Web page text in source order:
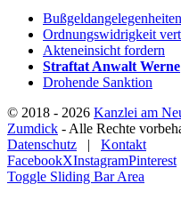
Ordnungswidrigkeit
Akteneinsicht fordern
Straftat Anwalt Werne
Drohende Sanktion
© 2018 - 2026 Kanzlei am
Zumdick - Alle Rechte
Datenschutz | Kontakt
FacebookXInstagramPinterest
Toggle Sliding Bar Area